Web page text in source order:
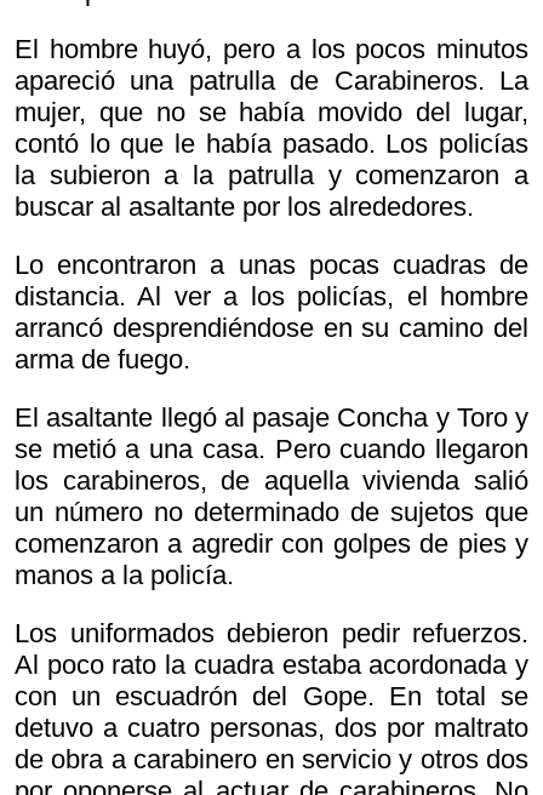
El hombre huyó, pero a los pocos minutos
apareció una patrulla de Carabineros. La
mujer, que no se había movido del lugar,
contó lo que le había pasado. Los policías
la subieron a la patrulla y comenzaron a
buscar al asaltante por los alrededores.
Lo encontraron a unas pocas cuadras de
distancia. Al ver a los policías, el hombre
arrancó desprendiéndose en su camino del
arma de fuego.
El asaltante llegó al pasaje Concha y Toro y
se metió a una casa. Pero cuando llegaron
los carabineros, de aquella vivienda salió
un número no determinado de sujetos que
comenzaron a agredir con golpes de pies y
manos a la policía.
Los uniformados debieron pedir refuerzos.
Al poco rato la cuadra estaba acordonada y
con un escuadrón del Gope. En total se
detuvo a cuatro personas, dos por maltrato
de obra a carabinero en servicio y otros dos